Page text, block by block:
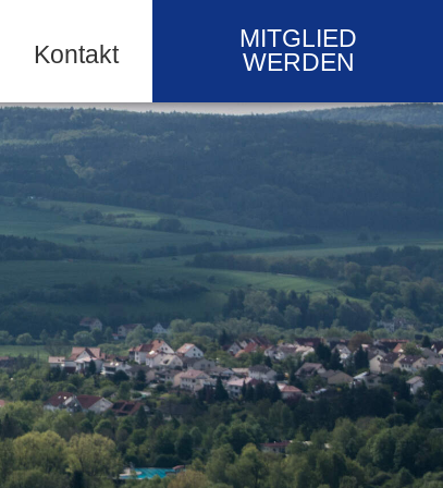
Kontakt
MITGLIED
WERDEN